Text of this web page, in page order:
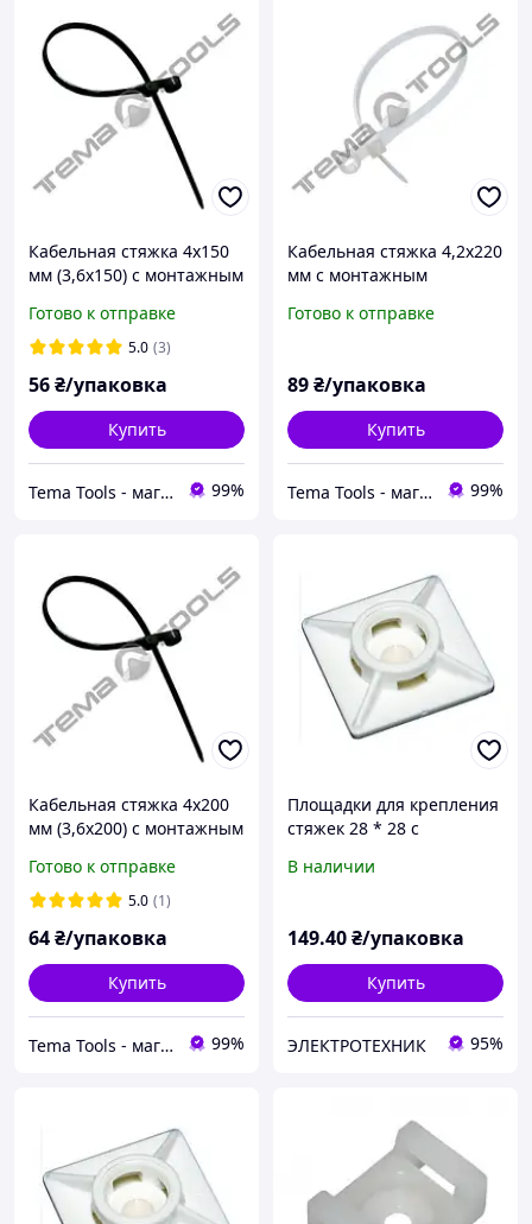
Кабельная стяжка 4x150
мм (3,6x150) c монтажным
крепления Черная
Готово к отправке
5.0 (3)
56₴/упаковка
Купить
Tema Tools - магазин електромонтажної продукції 99%
Кабельная стяжка 4,2x220
мм c монтажным
крепления Белая
Готово к отправке
89₴/упаковка
Купить
Tema Tools - магазин електромонтажної продукції 99%
Кабельная стяжка 4x200
мм (3,6x200) c монтажным
крепления Черная
Готово к отправке
5.0 (1)
64₴/упаковка
Купить
Tema Tools - магазин електромонтажної продукції 99%
Площадки для крепления
стяжек 28 * 28 с
В наличии
149.40₴/упаковка
Купить
ЭЛЕКТРОТЕХНИК 95%